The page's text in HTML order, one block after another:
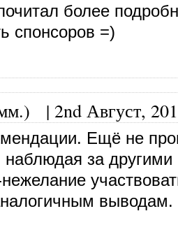
более
спонсоров =)
| 2nd Август,
Ещё не
наблюдая за другими
выводам.